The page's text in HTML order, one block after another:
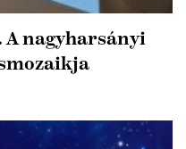
A nagyharsányi